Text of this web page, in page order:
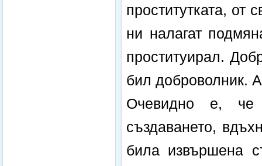
проститутката, от
ни налагат
проституирал.
бил доброволник.
Очевидно е, че
създаването,
била извършена